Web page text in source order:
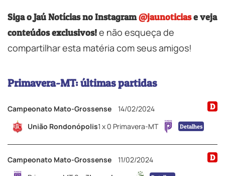
Siga o Jaú Notícias no Instagram@jaunoticiase veja
conteúdos exclusivos!e não esqueça de
compartilhar esta matéria com seus amigos!
Primavera-MT: últimas partidas
Campeonato Mato-Grossense 14/02/2024 D
União Rondonópolis1 x 0 Primavera-MT Detalhes
Campeonato Mato-Grossense 11/02/2024 D